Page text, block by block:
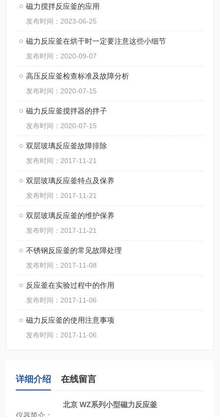
磁力搅拌反应釜的应用
发布时间：2023-06-25
磁力反应釜在烘干时一定要注意这些小细节
发布时间：2020-09-07
高压反应釜检查标准及故障分析
发布时间：2020-07-15
磁力反应釜搅拌器的拌子
发布时间：2020-07-15
双层玻璃反应釜故障排除
发布时间：2017-11-21
双层玻璃反应釜特点及保养
发布时间：2017-11-21
双层玻璃反应釜的维护保养
发布时间：2017-11-21
不锈钢反应釜的常见故障处理
发布时间：2017-11-08
反应釜在实验过程中的作用
发布时间：2017-11-06
磁力反应釜的使用注意事项
发布时间：2017-11-06
详细介绍 在线留言
北京 WZ系列小型磁力反应釜
仪器简介：